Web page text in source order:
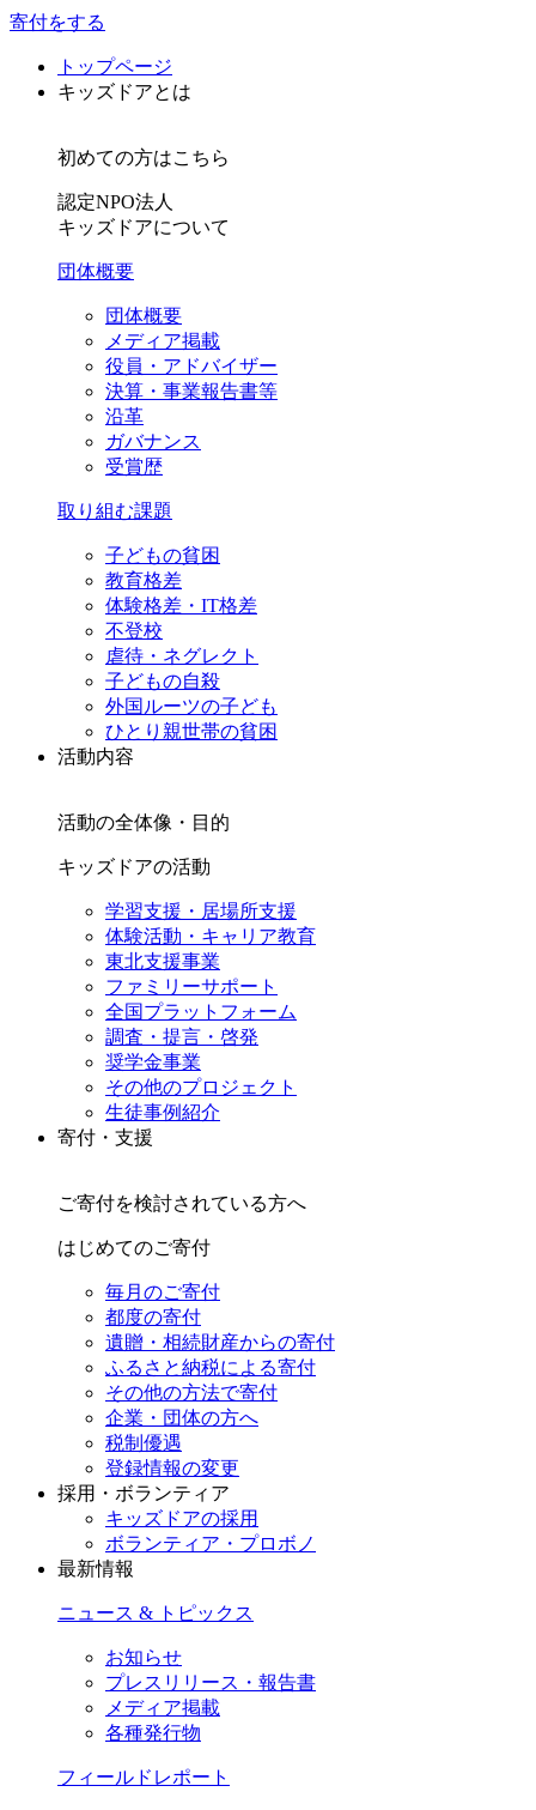
寄付をする
トップページ
キッズドアとは
初めての方はこちら
認定NPO法人
キッズドアについて
団体概要
団体概要
メディア掲載
役員・アドバイザー
決算・事業報告書等
沿革
ガバナンス
受賞歴
取り組む課題
子どもの貧困
教育格差
体験格差・IT格差
不登校
虐待・ネグレクト
子どもの自殺
外国ルーツの子ども
ひとり親世帯の貧困
活動内容
活動の全体像・目的
キッズドアの活動
学習支援・居場所支援
体験活動・キャリア教育
東北支援事業
ファミリーサポート
全国プラットフォーム
調査・提言・啓発
奨学金事業
その他のプロジェクト
生徒事例紹介
寄付・支援
ご寄付を検討されている方へ
はじめてのご寄付
毎月のご寄付
都度の寄付
遺贈・相続財産からの寄付
ふるさと納税による寄付
その他の方法で寄付
企業・団体の方へ
税制優遇
登録情報の変更
採用・ボランティア
キッズドアの採用
ボランティア・プロボノ
最新情報
ニュース & トピックス
お知らせ
プレスリリース・報告書
メディア掲載
各種発行物
フィールドレポート